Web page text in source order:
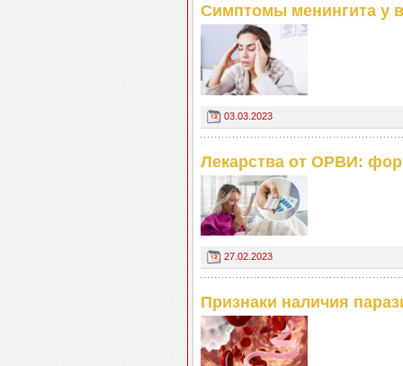
Симптомы менингита у
03.03.2023
Лекарства от ОРВИ:
27.02.2023
Признаки наличия